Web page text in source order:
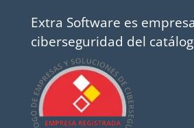
Extra Software es
ciberseguridad del